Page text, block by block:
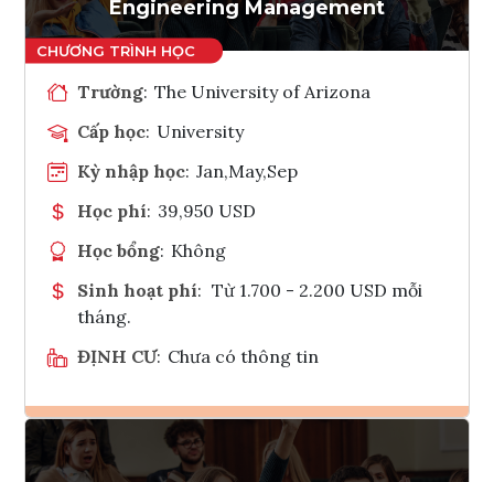
Engineering Management
Trường: The University of Arizona
Cấp học: University
Kỳ nhập học: Jan,May,Sep
Học phí: 39,950 USD
Học bổng: Không
Sinh hoạt phí: Từ 1.700 - 2.200 USD mỗi
tháng.
ĐỊNH CƯ: Chưa có thông tin
Ghi danh